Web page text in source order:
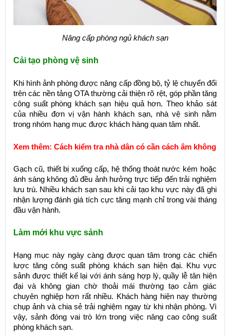
Nâng cấp phòng ngủ khách sạn
Cải tạo phòng vệ sinh
Khi hình ảnh phòng được nâng cấp đồng bộ, tỷ lệ chuyển đổi
trên các nền tảng OTA thường cải thiện rõ rệt, góp phần tăng
công suất phòng khách sạn hiệu quả hơn. Theo khảo sát
của nhiều đơn vị vận hành khách sạn, nhà vệ sinh nằm
trong nhóm hạng mục được khách hàng quan tâm nhất.
Xem thêm: Cách kiểm tra nhà dân có cần cách âm không
Gạch cũ, thiết bị xuống cấp, hệ thống thoát nước kém hoặc
ánh sáng không đủ đều ảnh hưởng trực tiếp đến trải nghiệm
lưu trú. Nhiều khách sạn sau khi cải tạo khu vực này đã ghi
nhận lượng đánh giá tích cực tăng mạnh chỉ trong vài tháng
đầu vận hành.
Làm mới khu vực sảnh
Hạng mục này ngày càng được quan tâm trong các chiến
lược tăng công suất phòng khách sạn hiện đại. Khu vực
sảnh được thiết kế lại với ánh sáng hợp lý, quầy lễ tân hiện
đại và không gian chờ thoải mái thường tạo cảm giác
chuyên nghiệp hơn rất nhiều. Khách hàng hiện nay thường
chụp ảnh và chia sẻ trải nghiệm ngay từ khi nhận phòng. Vì
vậy, sảnh đóng vai trò lớn trong việc nâng cao công suất
phòng khách sạn.